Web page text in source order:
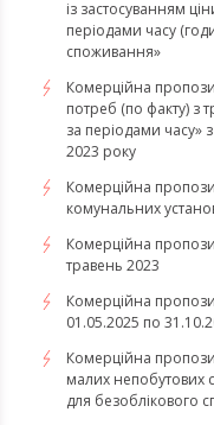
із застосуванням
періодами часу
споживання»
Комерційна
потреб (по факту)
за періодами часу»
2023 року
​​​​​​​Комерційна
комунальних
Комерційна
травень 2023
Комерційна
01.05.2025 по
Комерційна
малих непобутових
для безоблікового